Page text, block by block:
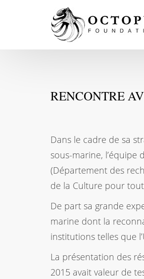
RENCONTRE
Dans le cadre de sa
sous-marine, l’équipe
(Département des
de la Culture pour
De part sa grande
marine dont la
institutions telles que
La présentation des
2015 avait valeur de